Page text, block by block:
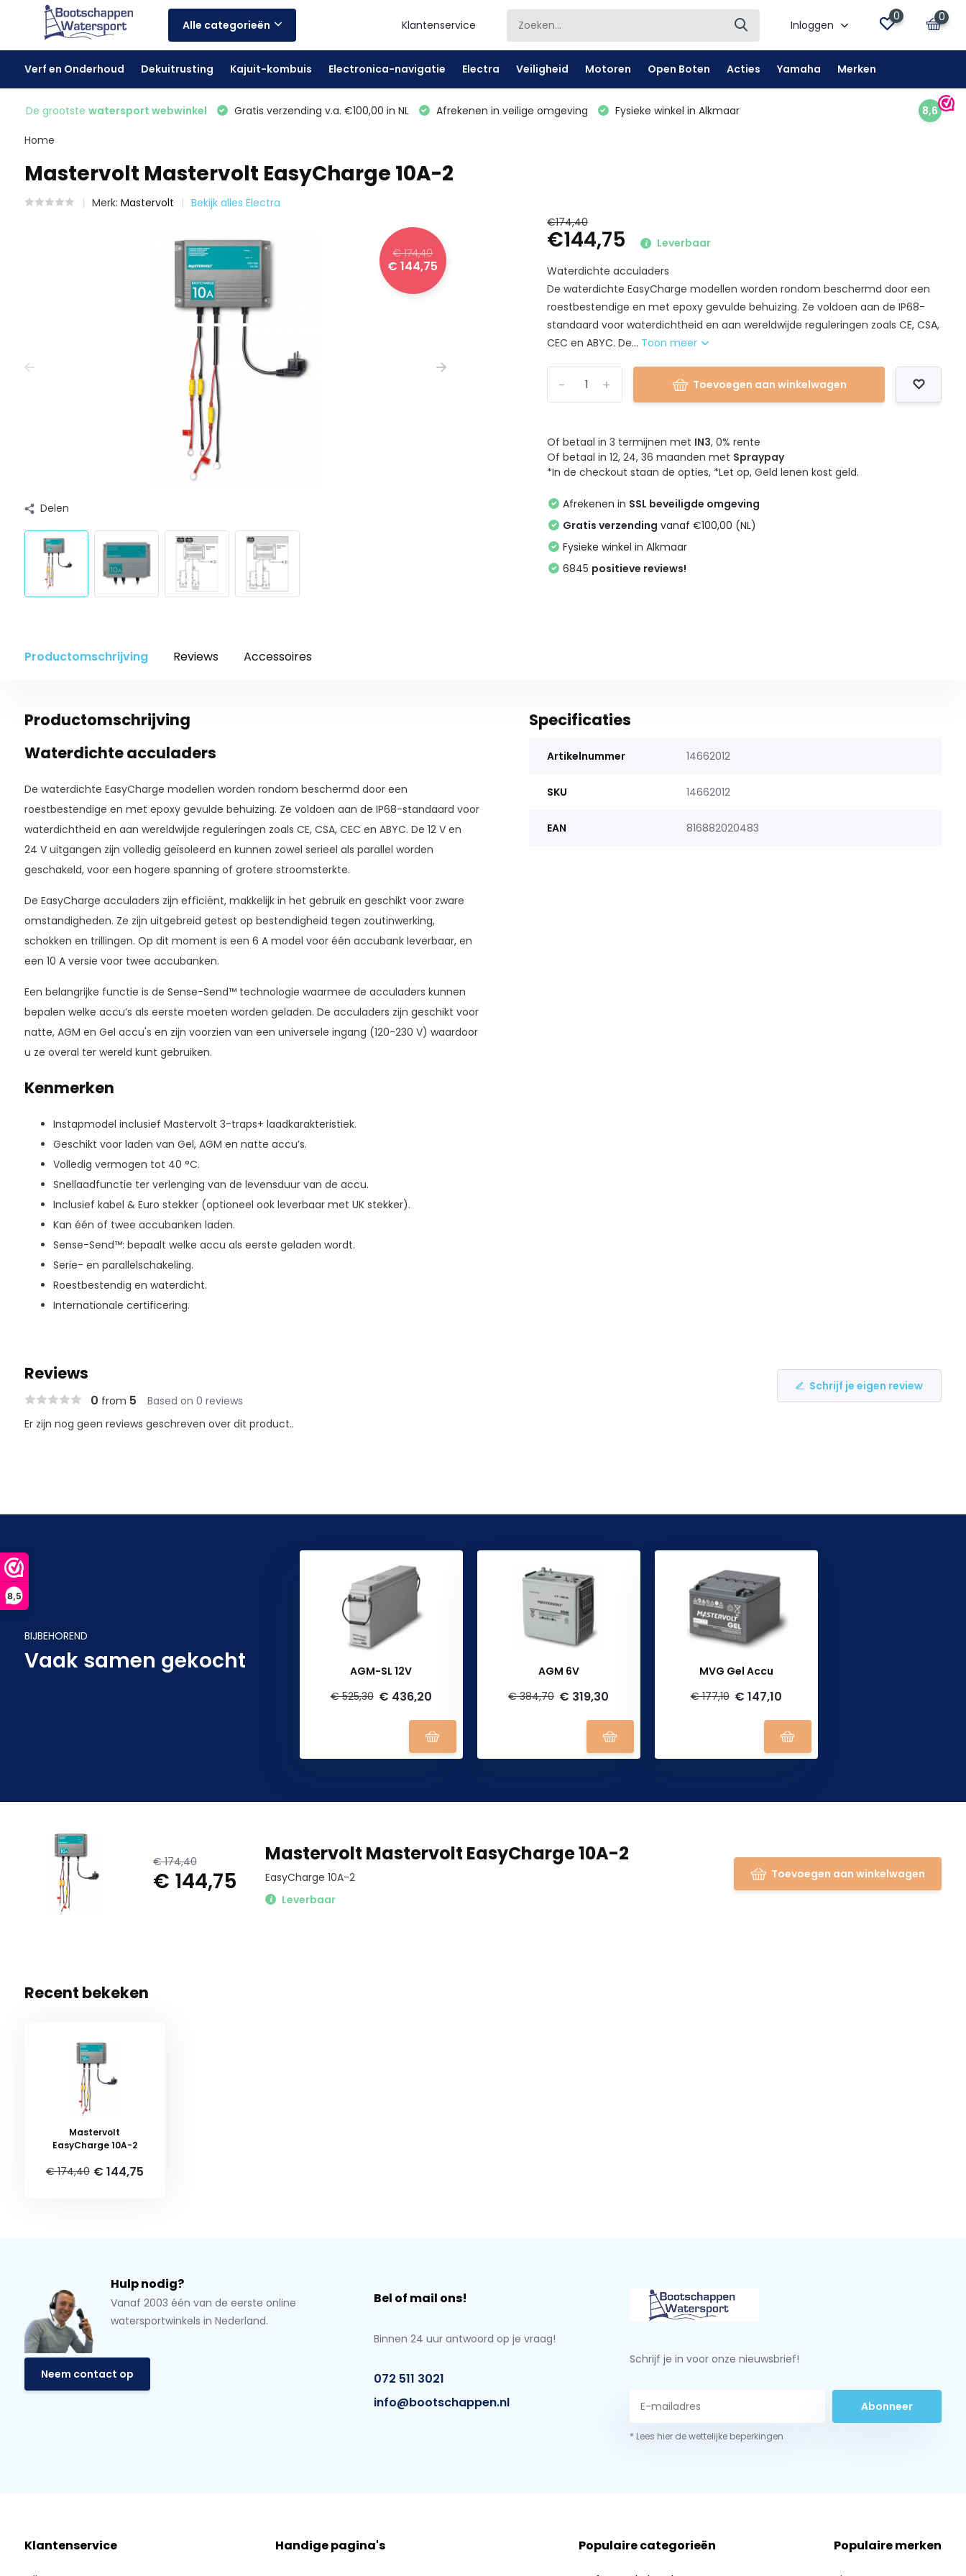
8,5
Alle categorieën Klantenservice Inloggen
0 0
Verf en Onderhoud Dekuitrusting Kajuit-kombuis Electronica-navigatie Electra Veiligheid Motoren Open Boten Acties Yamaha Merken
De grootste watersport webwinkel Gratis verzending v.a. €100,00 in NL Afrekenen in veilige omgeving Fysieke winkel in Alkmaar 8,6
Home
Mastervolt Mastervolt EasyCharge 10A-2
Merk: Mastervolt Bekijk alles Electra
€ 174,40
€ 144,75
Delen
€174,40
€144,75
Leverbaar
Waterdichte acculaders
De waterdichte EasyCharge modellen worden rondom beschermd door een
roestbestendige en met epoxy gevulde behuizing. Ze voldoen aan de IP68-
standaard voor waterdichtheid en aan wereldwijde reguleringen zoals CE, CSA,
CEC en ABYC. De... Toon meer
+
- Toevoegen aan winkelwagen
Of betaal in 3 termijnen met IN3, 0% rente
Of betaal in 12, 24, 36 maanden met Spraypay
*In de checkout staan de opties, *Let op, Geld lenen kost geld.
Afrekenen in SSL beveiligde omgeving
Gratis verzending vanaf €100,00 (NL)
Fysieke winkel in Alkmaar
6845 positieve reviews!
Productomschrijving Reviews Accessoires
Productomschrijving
Waterdichte acculaders
De waterdichte EasyCharge modellen worden rondom beschermd door een
roestbestendige en met epoxy gevulde behuizing. Ze voldoen aan de IP68-standaard voor
waterdichtheid en aan wereldwijde reguleringen zoals CE, CSA, CEC en ABYC. De 12 V en
24 V uitgangen zijn volledig geïsoleerd en kunnen zowel serieel als parallel worden
geschakeld, voor een hogere spanning of grotere stroomsterkte.
De EasyCharge acculaders zijn efficiënt, makkelijk in het gebruik en geschikt voor zware
omstandigheden. Ze zijn uitgebreid getest op bestendigheid tegen zoutinwerking,
schokken en trillingen. Op dit moment is een 6 A model voor één accubank leverbaar, en
een 10 A versie voor twee accubanken.
Een belangrijke functie is de Sense-Send™ technologie waarmee de acculaders kunnen
bepalen welke accu’s als eerste moeten worden geladen. De acculaders zijn geschikt voor
natte, AGM en Gel accu's en zijn voorzien van een universele ingang (120-230 V) waardoor
u ze overal ter wereld kunt gebruiken.
Kenmerken
Instapmodel inclusief Mastervolt 3-traps+ laadkarakteristiek.
Geschikt voor laden van Gel, AGM en natte accu’s.
Volledig vermogen tot 40 °C.
Snellaadfunctie ter verlenging van de levensduur van de accu.
Inclusief kabel & Euro stekker (optioneel ook leverbaar met UK stekker).
Kan één of twee accubanken laden.
Sense-Send™: bepaalt welke accu als eerste geladen wordt.
Serie- en parallelschakeling.
Roestbestendig en waterdicht.
Internationale certificering.
Specificaties
Artikelnummer 14662012
SKU 14662012
EAN 816882020483
Reviews
0 from 5 Based on 0 reviews
Schrijf je eigen review
Er zijn nog geen reviews geschreven over dit product..
BIJBEHOREND
Vaak samen gekocht
AGM-SL 12V
€ 525,30 € 436,20
AGM 6V
€ 384,70 € 319,30
MVG Gel Accu
€ 177,10 € 147,10
€ 174,40
€ 144,75
Mastervolt Mastervolt EasyCharge 10A-2
EasyCharge 10A-2
Leverbaar
Toevoegen aan winkelwagen
Recent bekeken
Mastervolt
EasyCharge 10A-2
€ 174,40 € 144,75
Hulp nodig?
Vanaf 2003 één van de eerste online
watersportwinkels in Nederland.
Neem contact op
Bel of mail ons!
Binnen 24 uur antwoord op je vraag!
072 511 3021
info@bootschappen.nl
Schrijf je in voor onze nieuwsbrief!
Abonneer
* Lees hier de wettelijke beperkingen
Klantenservice Handige pagina's Populaire categorieën Populaire merken